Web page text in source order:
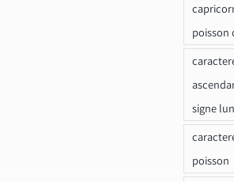
poisson
signe
poisson